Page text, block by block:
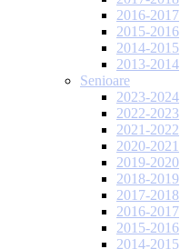
2016-2017
2015-2016
2014-2015
2013-2014
Senioare
2023-2024
2022-2023
2021-2022
2020-2021
2019-2020
2018-2019
2017-2018
2016-2017
2015-2016
2014-2015